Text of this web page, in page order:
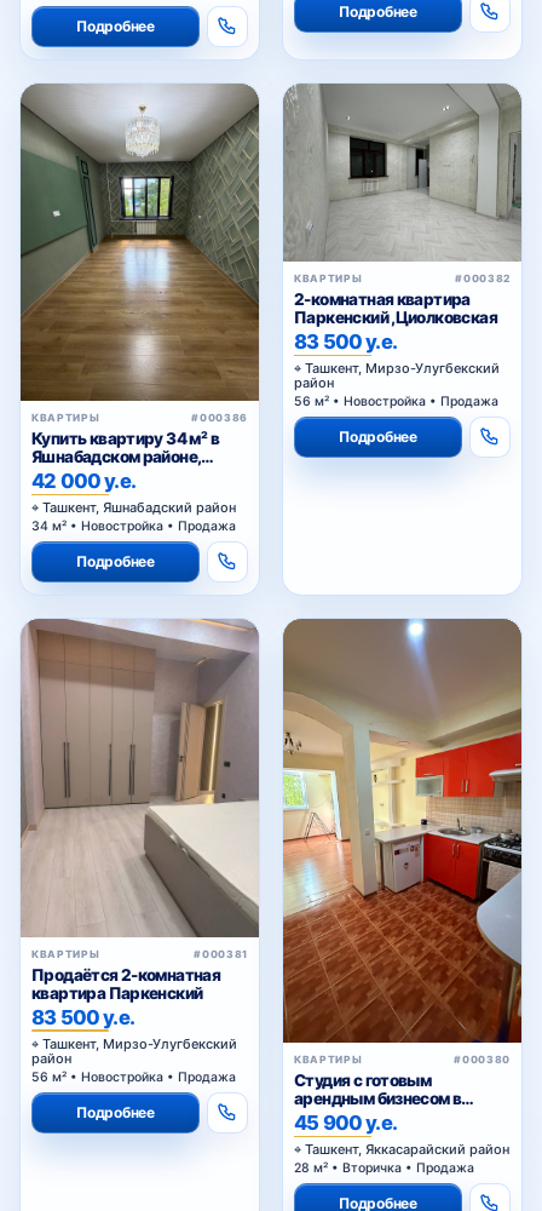
Подробнее
Подробнее
КВАРТИРЫ #000386
Купить квартиру 34 м² в
Яшнабадском районе,
Асалобод-2 — кирпичный
дом, подходит под офис
42 000 у.е.
Ташкент, Яшнабадский район
34 м² • Новостройка • Продажа
Подробнее
КВАРТИРЫ #000382
2-комнатная квартира
Паркенский ,Циолковская
83 500 у.е.
Ташкент, Мирзо-Улугбекский
район
56 м² • Новостройка • Продажа
Подробнее
КВАРТИРЫ #000381
Продаётся 2-комнатная
квартира Паркенский
83 500 у.е.
Ташкент, Мирзо-Улугбекский
район
56 м² • Новостройка • Продажа
Подробнее
КВАРТИРЫ #000380
Студия с готовым
арендным бизнесом в
Яккасарайском районе
Ташкента
45 900 у.е.
Ташкент, Яккасарайский район
28 м² • Вторичка • Продажа
Подробнее